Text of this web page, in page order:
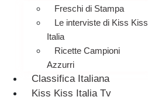
Freschi di Stampa
Le interviste di Kiss Kiss
Italia
Ricette Campioni
Azzurri
Classifica Italiana
Kiss Kiss Italia Tv